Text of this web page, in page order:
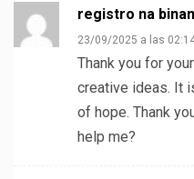
registro na
23/09/2025 a las
Thank you for
creative ideas. It
of hope. Thank
help me?